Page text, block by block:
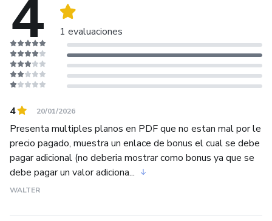
PolyBoard y CutMaster 2D. Planifica tus cortes, reduce al
máximo el desperdicio de material y cuida tu presupuesto.
🔧 Herrajes de Alta Gama: Aprende a instalar sistemas
complejos: puertas corredizas (sistemas Over/Class de
telescópicas.
💎 Acabados de Lujo: Técnicas profesionales de pegado
(cola fría, contacto, termofusible) y uso de tapacantos para
proteger tus muebles de la humedad y el tiempo.
4 1 evaluaciones
4 20/01/2026
Presenta multiples planos en PDF que no estan mal por le
precio pagado, muestra un enlace de bonus el cual se debe
pagar adicional (no deberia mostrar como bonus ya que se
debe pagar un valor adiciona...
WALTER